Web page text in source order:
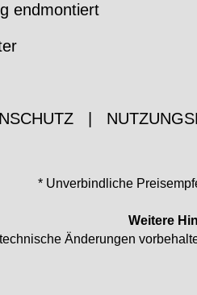
endmontiert
* Unverbindliche
Weitere
Änderungen